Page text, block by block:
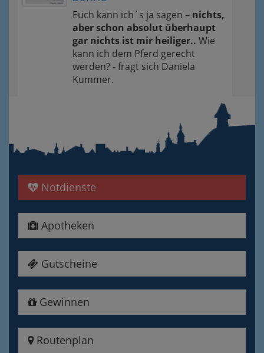
Euch kann ich´s ja sagen – nichts,
aber schon absolut überhaupt
gar nichts ist mir heiliger.. Wie
kann ich dem Pferd gerecht
werden? - fragt sich Daniela
Kummer.
Notdienste
Apotheken
Gutscheine
Gewinnen
Routenplan